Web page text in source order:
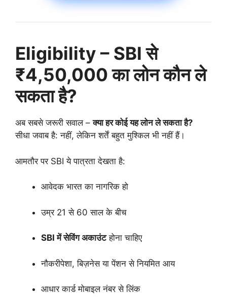
Eligibility – SBI से
₹4,50,000 का लोन कौन ले
सकता है?
अब सबसे जरूरी सवाल –क्या हर कोई यह लोन ले सकता है?
सीधा जवाब है: नहीं, लेकिन शर्तें बहुत मुश्किल भी नहीं हैं।
आमतौर पर SBI ये पात्रता देखता है:
आवेदक भारत का नागरिक हो
उम्र 21 से 60 साल के बीच
SBI में सेविंग अकाउंटहोना चाहिए
नौकरीपेशा, बिज़नेस या पेंशन से नियमित आय
आधार कार्ड मोबाइल नंबर से लिंक